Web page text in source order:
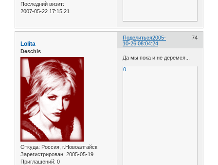
Последний визит:
2007-05-22 17:15:21
Поделиться 74
2005-
10-26 08:04:24
Lolita
Deschis
Откуда: Россия, г.Новоалтайск
Зарегистрирован: 2005-05-19
Приглашений: 0
Да мы пока и не деремся...
0